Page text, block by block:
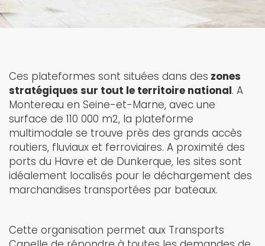
Ces plateformes sont situées dans des zones
stratégiques sur tout le territoire national. A
Montereau en Seine-et-Marne, avec une
surface de 110 000 m2, la plateforme
multimodale se trouve près des grands accès
routiers, fluviaux et ferroviaires. A proximité des
ports du Havre et de Dunkerque, les sites sont
idéalement localisés pour le déchargement des
marchandises transportées par bateaux.
Cette organisation permet aux Transports